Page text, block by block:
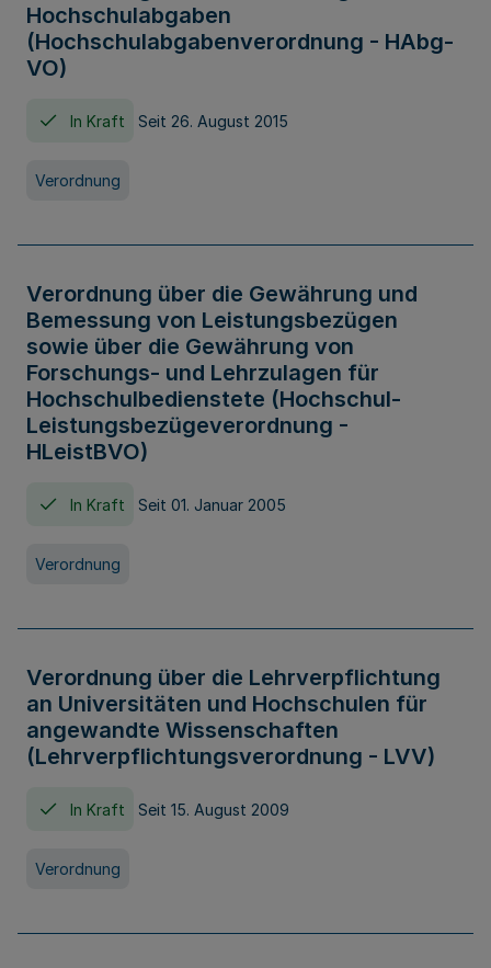
Hochschulabgaben
(Hochschulabgabenverordnung - HAbg-
VO)
In Kraft Seit 26. August 2015
Verordnung
Verordnung über die Gewährung und
Bemessung von Leistungsbezügen
sowie über die Gewährung von
Forschungs- und Lehrzulagen für
Hochschulbedienstete (Hochschul-
Leistungsbezügeverordnung -
HLeistBVO)
In Kraft Seit 01. Januar 2005
Verordnung
Verordnung über die Lehrverpflichtung
an Universitäten und Hochschulen für
angewandte Wissenschaften
(Lehrverpflichtungsverordnung - LVV)
In Kraft Seit 15. August 2009
Verordnung